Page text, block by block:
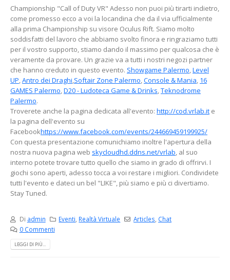
Championship "Call of Duty VR" Adesso non puoi più tirarti indietro,
come promesso ecco a voi la locandina che da il via ufficialmente
alla prima Championship su visore Oculus Rift. Siamo molto
soddisfatti del lavoro che abbiamo svolto finora e ringraziamo tutti
per il vostro supporto, stiamo dando il massimo per qualcosa che è
veramente da provare. Un grazie va a tutti i nostri negozi partner
che hanno creduto in questo evento. Showgame Palermo Level
UP Antro dei Draghi Softair Zone Palermo Console & Mania 16
GAMES Palermo D20 - Ludoteca Game & Drinks Teknodrome
Palermo.
Troverete anche la pagina dedicata all'evento: http://cod.vrlab.it e
la pagina dell'evento su
Facebookhttps://www.facebook.com/events/244669459199925/
Con questa presentazione comunichiamo inoltre l'apertura della
nostra nuova pagina web skycloudhd.ddns.net/vrlab , al suo
interno potete trovare tutto quello che siamo in grado di offrirvi. I
giochi sono aperti, adesso tocca a voi restare i migliori. Condividete
tutti l'evento e dateci un bel "LIKE", più siamo e più ci divertiamo.
Stay Tuned.
Di admin Eventi Realtà Virtuale Articles Chat
0 Commenti
LEGGI DI PIÙ...